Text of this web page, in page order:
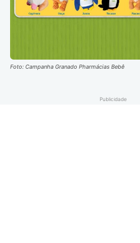
Foto: Campanha Granado Pharmácias Bebê
Publicidade